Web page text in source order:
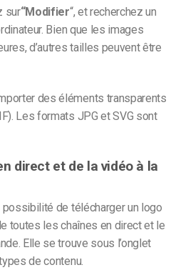
sur“Modifier“, et recherchez un
Bien que les images
d’autres tailles peuvent être
des éléments transparents
Les formats JPG et SVG sont
direct et de la vidéo à la
de télécharger un logo
toutes les chaînes en direct et le
Elle se trouve sous l’onglet
de contenu.